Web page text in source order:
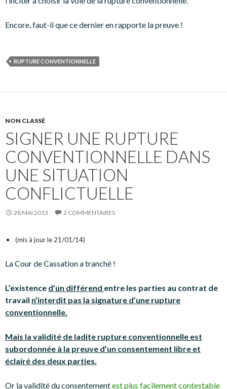
Encore, faut-il que ce dernier en rapporte la preuve !
RUPTURE CONVENTIONNELLE
NON CLASSÉ
SIGNER UNE RUPTURE
CONVENTIONNELLE DANS
UNE SITUATION
CONFLICTUELLE
28 MAI 2013 2 COMMENTAIRES
(mis à jour le 21/01/14)
La Cour de Cassation a tranché !
L’existence d’un différend entre les parties au contrat de
travail n’interdit pas la signature d’une rupture
conventionnelle.
Mais la validité de ladite rupture conventionnelle est
subordonnée à la preuve d’un consentement libre et
éclairé des deux parties.
Or la validité du consentementest plus facilement contestable